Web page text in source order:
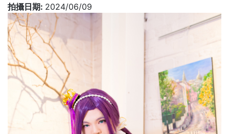
拍攝日期: 2024/06/09